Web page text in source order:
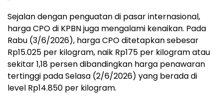
Sejalan dengan penguatan di pasar internasional,
harga CPO di KPBN juga mengalami kenaikan. Pada
Rabu (3/6/2026), harga CPO ditetapkan sebesar
Rp15.025 per kilogram, naik Rp175 per kilogram atau
sekitar 1,18 persen dibandingkan harga penawaran
tertinggi pada Selasa (2/6/2026) yang berada di
level Rp14.850 per kilogram.